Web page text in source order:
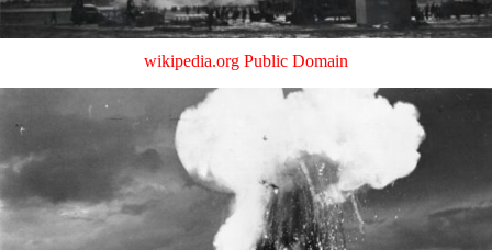
wikipedia.org Public Domain